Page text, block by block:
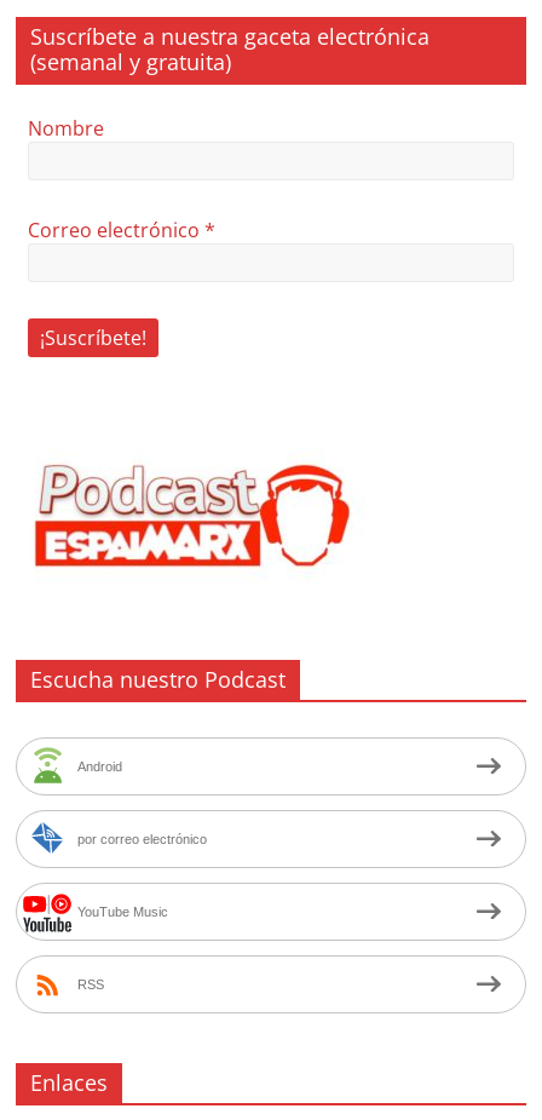
Suscríbete a nuestra gaceta electrónica
(semanal y gratuita)
Nombre
Correo electrónico*
Escucha nuestro Podcast
Android
por correo electrónico
YouTube Music
RSS
Enlaces